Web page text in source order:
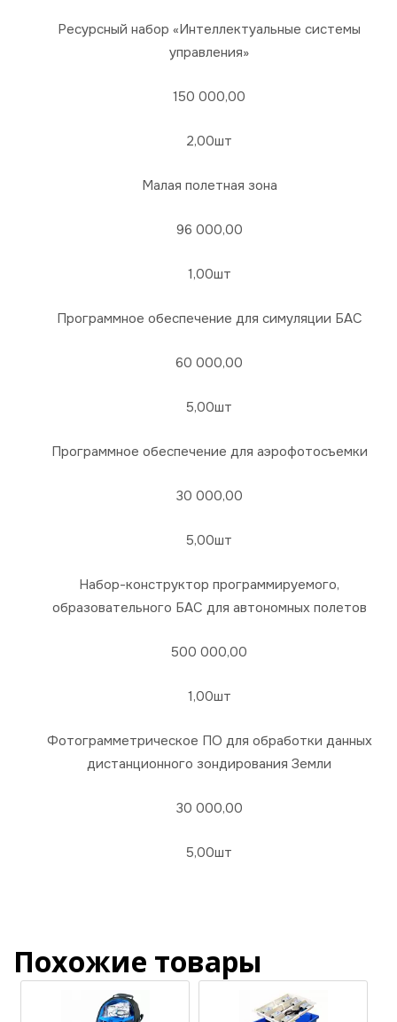
Ресурсный набор «Интеллектуальные системы
управления»
150 000,00
2,00шт
Малая полетная зона
96 000,00
1,00шт
Программное обеспечение для симуляции БАС
60 000,00
5,00шт
Программное обеспечение для аэрофотосъемки
30 000,00
5,00шт
Набор-конструктор программируемого,
образовательного БАС для автономных полетов
500 000,00
1,00шт
Фотограмметрическое ПО для обработки данных
дистанционного зондирования Земли
30 000,00
5,00шт
Похожие товары